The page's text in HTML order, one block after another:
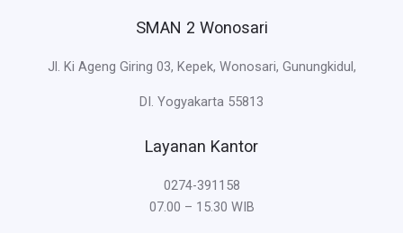
SMAN 2 Wonosari
Jl. Ki Ageng Giring 03, Kepek, Wonosari, Gunungkidul,
DI. Yogyakarta 55813
Layanan Kantor
0274-391158
07.00 – 15.30 WIB